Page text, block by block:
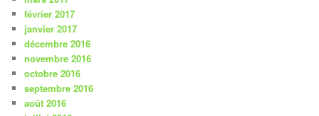
février 2017
janvier 2017
décembre 2016
novembre 2016
octobre 2016
septembre 2016
août 2016